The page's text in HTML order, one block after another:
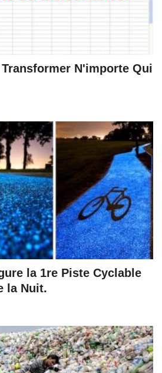
N'importe Qui
la 1re Piste Cyclable
la Nuit.